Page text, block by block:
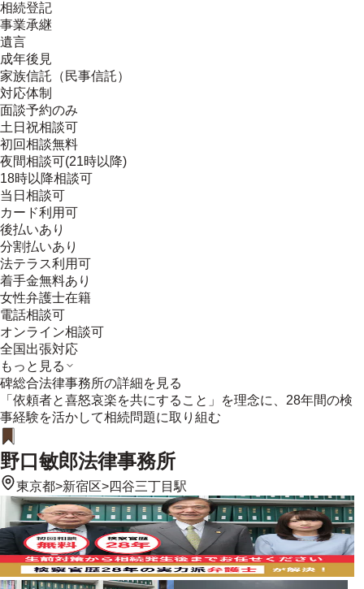
相続登記
事業承継
遺言
成年後見
家族信託（民事信託）
対応体制
面談予約のみ
土日祝相談可
初回相談無料
夜間相談可(21時以降)
18時以降相談可
当日相談可
カード利用可
後払いあり
分割払いあり
法テラス利用可
着手金無料あり
女性弁護士在籍
電話相談可
オンライン相談可
全国出張対応
もっと見る
碑総合法律事務所の詳細を見る
「依頼者と喜怒哀楽を共にすること」を理念に、28年間の検
事経験を活かして相続問題に取り組む
野口敏郎法律事務所
東京都>新宿区>四谷三丁目駅